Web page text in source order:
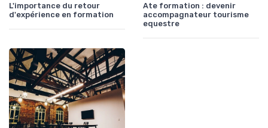
L'importance du retour
d'expérience en formation
Ate formation : devenir
accompagnateur tourisme
equestre